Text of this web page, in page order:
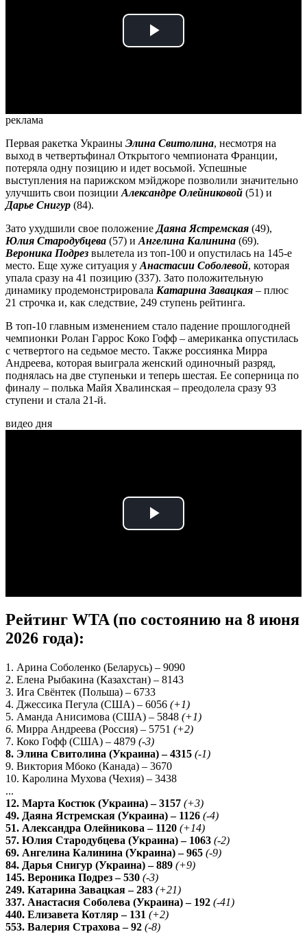
Play
реклама
Первая ракетка Украины Элина Свитолина, несмотря на
выход в четвертьфинал Открытого чемпионата Франции,
потеряла одну позицию и идет восьмой. Успешные
выступления на парижском мэйджоре позволили значительно
улучшить свои позицииАлександре Олейниковой (51) и
Дарье Снигур (84).
Зато ухудшили свое положениеДаяна Ястремская (49),
Юлия Стародубцева (57) иАнгелина Калинина (69).
Вероника Подрез вылетела из топ-100 и опустилась на 145-е
место. Еще хуже ситуация уАнастасии Соболевой, которая
упала сразу на 41 позицию (337). Зато положительную
динамику продемонстрировала Катарина Завацкая – плюс
21 строчка и, как следствие, 249 ступень рейтинга.
В топ-10 главным изменением стало падение прошлогодней
чемпионки Ролан Гаррос Коко Гофф – американка опустилась
с четвертого на седьмое место. Также россиянка Мирра
Андреева, которая выиграла женский одиночный разряд,
поднялась на две ступеньки и теперь шестая. Ее соперница по
финалу – полька Майя Хвалинская – преодолела сразу 93
ступени и стала 21-й.
видео дня
Play
Рейтинг WTA (по состоянию на 8 июня
2026 года):
1. Арина Соболенко (Беларусь) – 9090
2. Елена Рыбакина (Казахстан) – 8143
3. Ига Свёнтек (Польша) – 6733
4. Джессика Пегула (США) – 6056 (+1)
5. Аманда Анисимова (США) – 5848 (+1)
6. Мирра Андреева (Россия) – 5751 (+2)
7. Коко Гофф (США) – 4879 (-3)
8. Элина Свитолина (Украина) – 4315 (-1)
9. Виктория Мбоко (Канада) – 3670
10. Каролина Мухова (Чехия) – 3438
...
12. Марта Костюк (Украина) – 3157 (+3)
49. Даяна Ястремская (Украина) – 1126 (-4)
51. Александра Олейникова – 1120 (+14)
57. Юлия Стародубцева (Украина) – 1063 (-2)
69. Ангелина Калинина (Украина) – 965 (-9)
84. Дарья Снигур (Украина) – 889 (+9)
145. Вероника Подрез – 530 (-3)
249. Катарина Завацкая – 283 (+21)
337. Анастасия Соболева (Украина) – 192 (-41)
440. Елизавета Котляр – 131 (+2)
553. Валерия Страхова – 92 (-8)